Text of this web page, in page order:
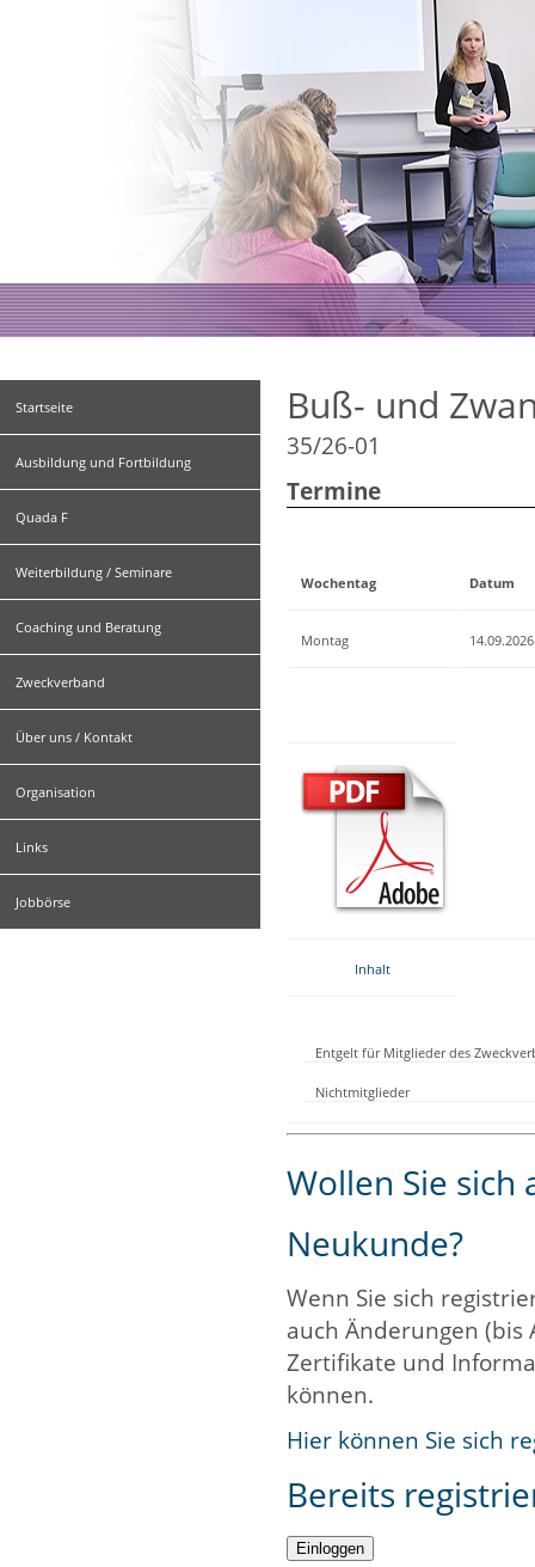
Startseite
Ausbildung und Fortbildung
Quada F
Weiterbildung / Seminare
Coaching und Beratung
Zweckverband
Über uns / Kontakt
Organisation
Links
Jobbörse
Buß- und
35/26-01
Termine
Wochentag Datum
Montag 14.09.2026
Inhalt
Entgelt für Mitglieder des
Nichtmitglieder
Wollen Sie sich
Neukunde?
Wenn Sie sich
auch Änderungen
Zertifikate und
können.
Hier können Sie sich
Bereits